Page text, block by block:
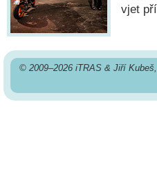
vjet
© 2009–2026 iTRAS & Jiří